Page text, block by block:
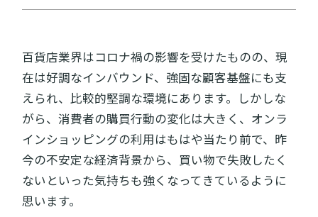
百貨店業界はコロナ禍の影響を受けたものの、現
在は好調なインバウンド、強固な顧客基盤にも支
えられ、比較的堅調な環境にあります。しかしな
がら、消費者の購買行動の変化は大きく、オンラ
インショッピングの利用はもはや当たり前で、昨
今の不安定な経済背景から、買い物で失敗したく
ないといった気持ちも強くなってきているように
思います。